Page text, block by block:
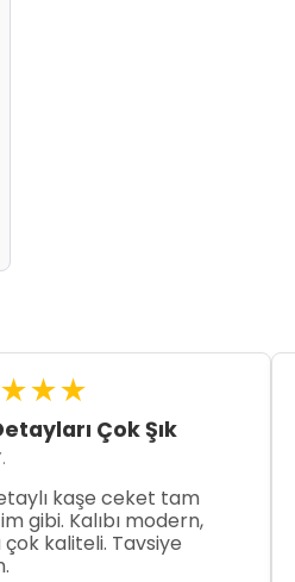
★★★
Çok Şık
kaşe ceket tam
gibi. Kalıbı modern,
çok kaliteli. Tavsiye